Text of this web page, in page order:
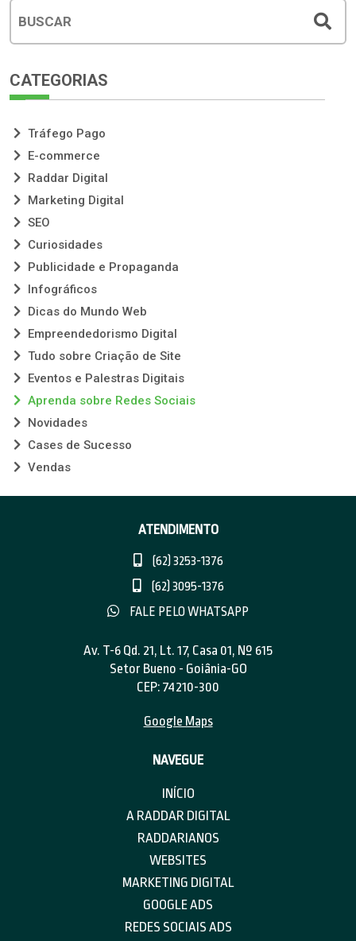
CATEGORIAS
Tráfego Pago
E-commerce
Raddar Digital
Marketing Digital
SEO
Curiosidades
Publicidade e Propaganda
Infográficos
Dicas do Mundo Web
Empreendedorismo Digital
Tudo sobre Criação de Site
Eventos e Palestras Digitais
Aprenda sobre Redes Sociais
Novidades
Cases de Sucesso
Vendas
ATENDIMENTO
(62) 3253-1376
(62) 3095-1376
FALE PELO WHATSAPP
Av. T-6 Qd. 21, Lt. 17, Casa 01, Nº 615
Setor Bueno - Goiânia-GO
CEP: 74210-300
Google Maps
NAVEGUE
INÍCIO
A RADDAR DIGITAL
RADDARIANOS
WEBSITES
MARKETING DIGITAL
GOOGLE ADS
REDES SOCIAIS ADS